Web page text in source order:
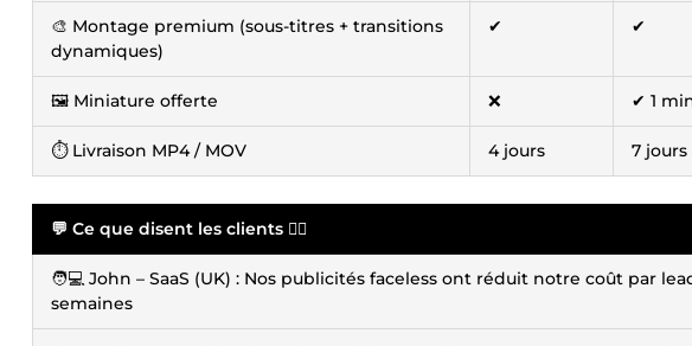
🎨 Montage premium (sous-titres + transitions
dynamiques)
✔ ✔
🖼️ Miniature offerte ❌ ✔ 1
⏱️ Livraison MP4 / MOV 4 jours 7 jours
💬 Ce que disent les clients 👇🏻
🧑💻 John – SaaS (UK) : Nos publicités faceless ont réduit notre coût par
semaines